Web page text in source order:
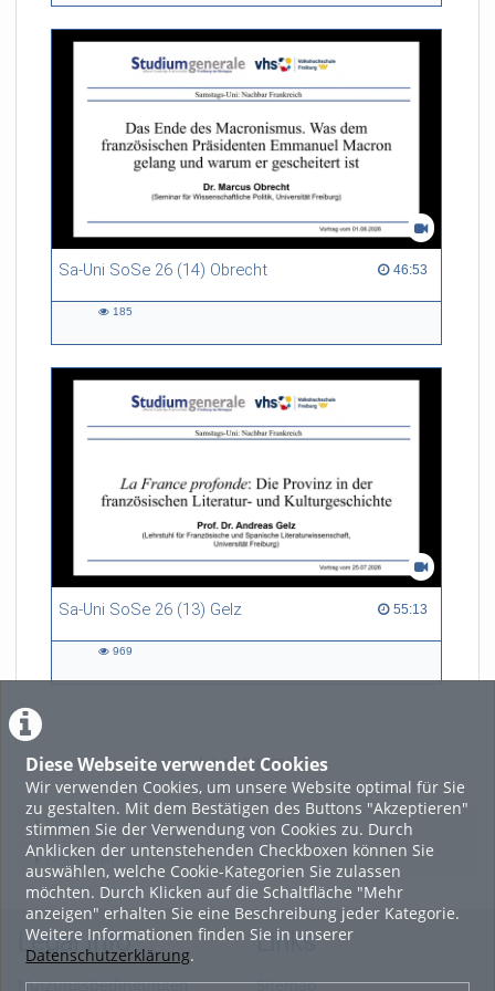
Diese Webseite verwendet Cookies
Wir verwenden Cookies, um unsere Website optimal für Sie
zu gestalten. Mit dem Bestätigen des Buttons "Akzeptieren"
stimmen Sie der Verwendung von Cookies zu. Durch
Anklicken der untenstehenden Checkboxen können Sie
auswählen, welche Cookie-Kategorien Sie zulassen
möchten. Durch Klicken auf die Schaltfläche "Mehr
anzeigen" erhalten Sie eine Beschreibung jeder Kategorie.
Weitere Informationen finden Sie in unserer
Datenschutzerklärung.
Sa-Uni SoSe 26 (14) Obrecht 46:53
46:53 duration
185
Sa-Uni SoSe 26 (13) Gelz 55:13
55:13 duration
969
LADE MEHR
Featured
Beliebtheit
Legal Info
Nutzungsbedingungen
Links
Sitemap